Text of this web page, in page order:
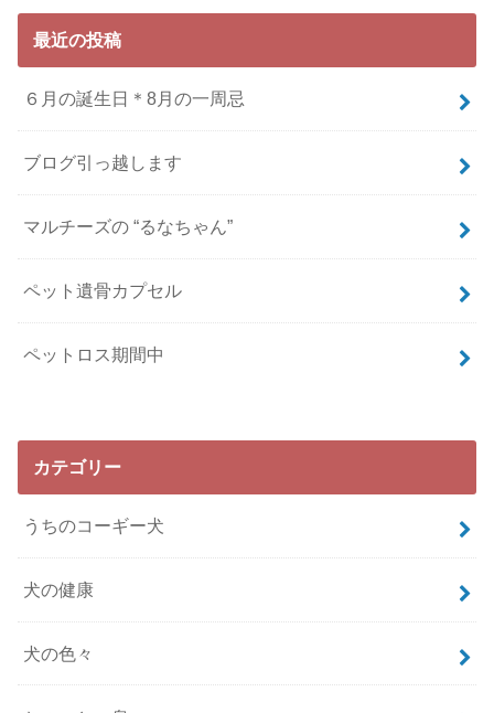
最近の投稿
６月の誕生日＊8月の一周忌
ブログ引っ越します
マルチーズの “るなちゃん”
ペット遺骨カプセル
ペットロス期間中
カテゴリー
うちのコーギー犬
犬の健康
犬の色々